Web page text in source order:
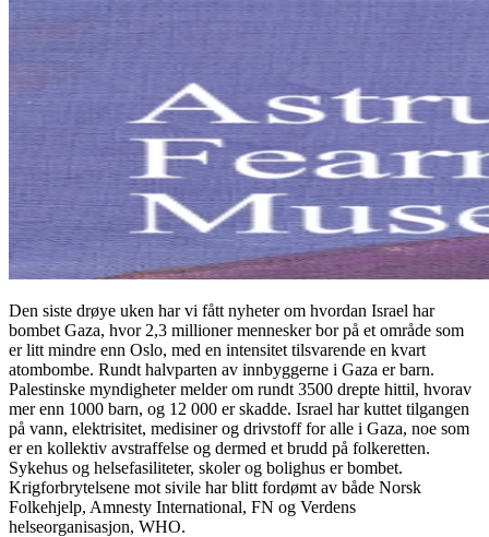
Den siste drøye uken har vi fått nyheter om hvordan Israel har
bombet Gaza, hvor 2,3 millioner mennesker bor på et område som
er litt mindre enn Oslo, med en intensitet tilsvarende en kvart
atombombe. Rundt halvparten av innbyggerne i Gaza er barn.
Palestinske myndigheter melder om rundt 3500 drepte hittil, hvorav
mer enn 1000 barn, og 12 000 er skadde. Israel har kuttet tilgangen
på vann, elektrisitet, medisiner og drivstoff for alle i Gaza, noe som
er en kollektiv avstraffelse og dermed et brudd på folkeretten.
Sykehus og helsefasiliteter, skoler og bolighus er bombet.
Krigforbrytelsene mot sivile har blitt fordømt av både Norsk
Folkehjelp, Amnesty International, FN og Verdens
helseorganisasjon, WHO.